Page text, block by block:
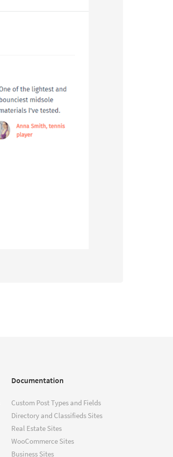
Documentation
Custom Post Types and Fields
Directory and Classifieds Sites
Real Estate Sites
WooCommerce Sites
Business Sites